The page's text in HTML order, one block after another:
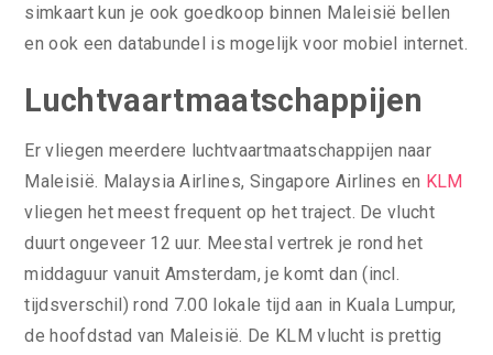
simkaart kun je ook goedkoop binnen Maleisië bellen
en ook een databundel is mogelijk voor mobiel internet.
Luchtvaartmaatschappijen
Er vliegen meerdere luchtvaartmaatschappijen naar
Maleisië. Malaysia Airlines, Singapore Airlines en KLM
vliegen het meest frequent op het traject. De vlucht
duurt ongeveer 12 uur. Meestal vertrek je rond het
middaguur vanuit Amsterdam, je komt dan (incl.
tijdsverschil) rond 7.00 lokale tijd aan in Kuala Lumpur,
de hoofdstad van Maleisië. De KLM vlucht is prettig